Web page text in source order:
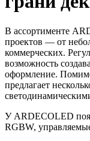
В ассортименте
проектов — от
коммерческих.
возможность
оформление.
предлагает
У ARDECOLED
RGBW,